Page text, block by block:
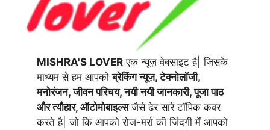
MISHRA'S LOVER एक न्यूज़ वेबसाइट है| जिसके
माध्यम से हम आपकोब्रेकिंग न्यूज़, टेक्नोलॉजी,
मनोरंजन, जीवन परिचय, नयी नयी जानकारी, पूजा पाठ
और त्यौहार, ऑटोमोबाइल्सजैसे ढेर सारे टॉपिक कवर
करते है| जो कि आपको रोज-मर्रा की जिंदगी में आपको